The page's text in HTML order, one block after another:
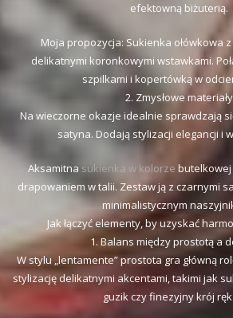
efektowną biżuterią.
Moja propozycja: Sukienka ołówkowa
delikatnymi koronkowymi wstawkami.
szpilkami i kopertówką w
2. Zmysłowe materiały
Na wieczorne okazje idealnie sprawdzają
satyna. Dodają stylizacji elegancji i
Aksamitna sukienka w kolorze
drapowaniem w talii. Zestaw ją z czarnymi
minimalistycznym
Jak łączyć elementy, by uzyskać
1. Balans między prostotą a
W stylu „lentamente” prostota gra główną
stylizację delikatnymi akcentami, takimi jak
guzik czy finezyjny krój